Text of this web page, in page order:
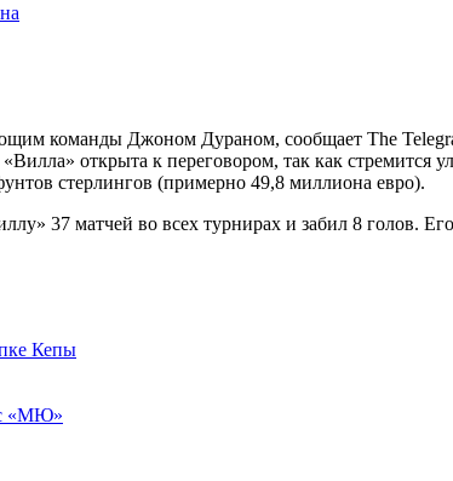
команды Джоном Дураном, сообщает The
открыта к переговором, так как
стерлингов (примерно 49,8 миллиона евро).
37 матчей во всех турнирах и забил 8 голов.
Кепы
с «МЮ»